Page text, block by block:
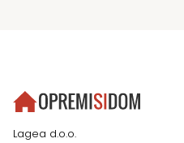
Lagea d.o.o.